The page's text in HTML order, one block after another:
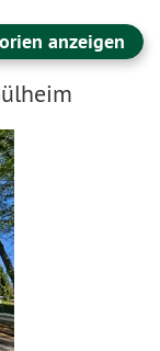
anzeigen